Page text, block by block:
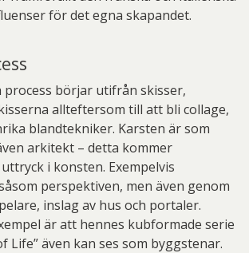
för det egna skapandet.
process börjar utifrån skisser,
allteftersom till att bli collage,
blandtekniker. Karsten är som
arkitekt – detta kommer
i konsten. Exempelvis
perspektiven, men även genom
inslag av hus och portaler.
är att hennes kubformade serie
Life” även kan ses som byggstenar.